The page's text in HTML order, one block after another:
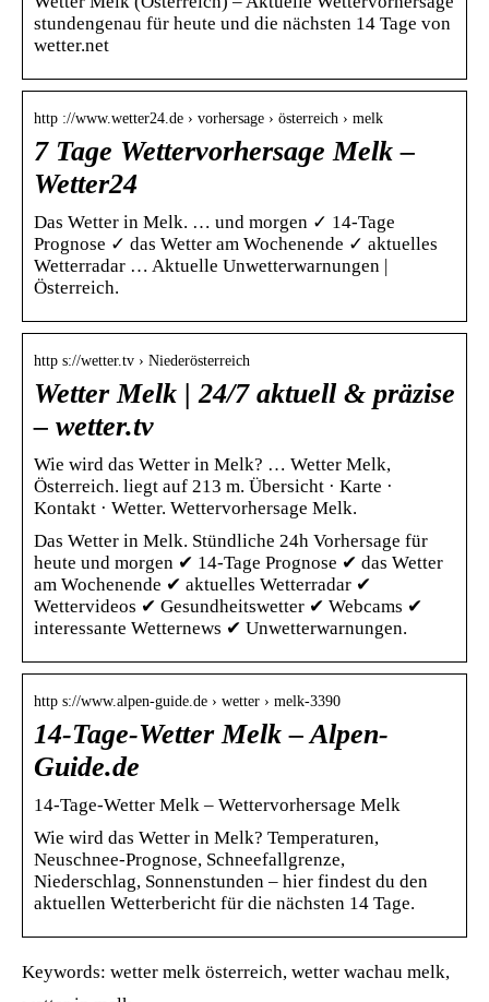
stundengenau für heute und die nächsten 14 Tage von
wetter.net
http ://www.wetter24.de › vorhersage › österreich › melk
7 Tage Wettervorhersage Melk –
Wetter24
Das Wetter in Melk. … und morgen ✓ 14-Tage
Prognose ✓ das Wetter am Wochenende ✓ aktuelles
Wetterradar … Aktuelle Unwetterwarnungen |
Österreich.
http s://wetter.tv › Niederösterreich
Wetter Melk | 24/7 aktuell & präzise
– wetter.tv
Wie wird das Wetter in Melk? … Wetter Melk,
Österreich. liegt auf 213 m. Übersicht · Karte ·
Kontakt · Wetter. Wettervorhersage Melk.
Das Wetter in Melk. Stündliche 24h Vorhersage für
heute und morgen ✔ 14-Tage Prognose ✔ das Wetter
am Wochenende ✔ aktuelles Wetterradar ✔
Wettervideos ✔ Gesundheitswetter ✔ Webcams ✔
interessante Wetternews ✔ Unwetterwarnungen.
http s://www.alpen-guide.de › wetter › melk-3390
14-Tage-Wetter Melk – Alpen-
Guide.de
14-Tage-Wetter Melk – Wettervorhersage Melk
Wie wird das Wetter in Melk? Temperaturen,
Neuschnee-Prognose, Schneefallgrenze,
Niederschlag, Sonnenstunden – hier findest du den
aktuellen Wetterbericht für die nächsten 14 Tage.
Keywords: wetter melk österreich, wetter wachau melk,